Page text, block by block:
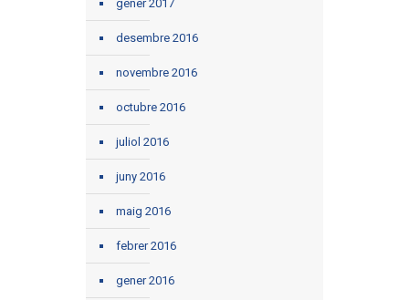
gener 2017
desembre 2016
novembre 2016
octubre 2016
juliol 2016
juny 2016
maig 2016
febrer 2016
gener 2016